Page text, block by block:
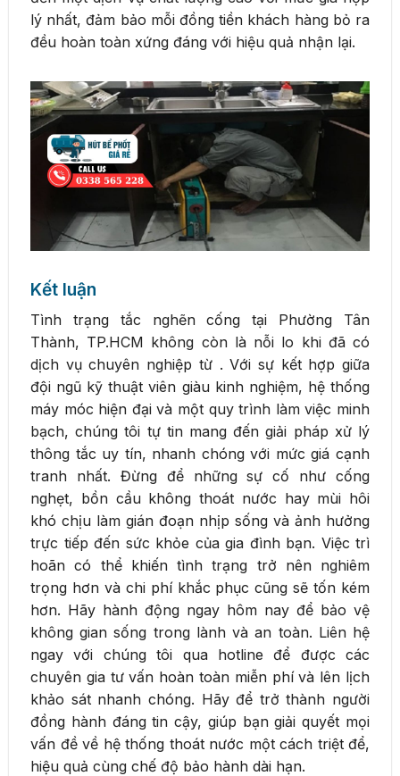
lý nhất, đảm bảo mỗi đồng tiền khách hàng bỏ ra
đều hoàn toàn xứng đáng với hiệu quả nhận lại.
Kết luận
Tình trạng tắc nghẽn cống tại Phường Tân
Thành, TP.HCM không còn là nỗi lo khi đã có
dịch vụ chuyên nghiệp từ . Với sự kết hợp giữa
đội ngũ kỹ thuật viên giàu kinh nghiệm, hệ thống
máy móc hiện đại và một quy trình làm việc minh
bạch, chúng tôi tự tin mang đến giải pháp xử lý
thông tắc uy tín, nhanh chóng với mức giá cạnh
tranh nhất. Đừng để những sự cố như cống
nghẹt, bồn cầu không thoát nước hay mùi hôi
khó chịu làm gián đoạn nhịp sống và ảnh hưởng
trực tiếp đến sức khỏe của gia đình bạn. Việc trì
hoãn có thể khiến tình trạng trở nên nghiêm
trọng hơn và chi phí khắc phục cũng sẽ tốn kém
hơn. Hãy hành động ngay hôm nay để bảo vệ
không gian sống trong lành và an toàn. Liên hệ
ngay với chúng tôi qua hotline để được các
chuyên gia tư vấn hoàn toàn miễn phí và lên lịch
khảo sát nhanh chóng. Hãy để trở thành người
đồng hành đáng tin cậy, giúp bạn giải quyết mọi
vấn đề về hệ thống thoát nước một cách triệt để,
hiệu quả cùng chế độ bảo hành dài hạn.